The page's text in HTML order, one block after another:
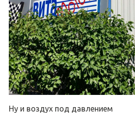
Ну и воздух под давлением